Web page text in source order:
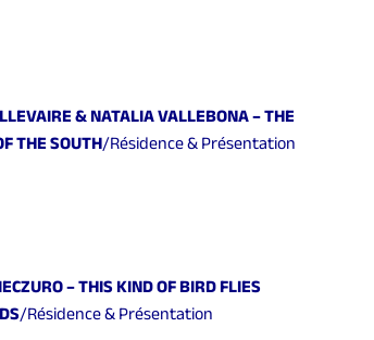
& NATALIA VALLEBONA – THE
THE SOUTH/Résidence & Présentation
– THIS KIND OF BIRD FLIES
/Résidence & Présentation